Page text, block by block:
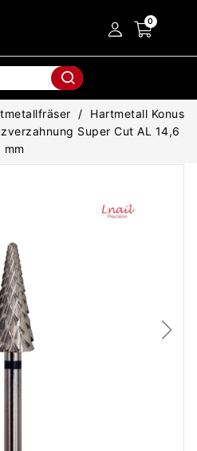
Hartmetall Konus
Super Cut AL 14,6
mm